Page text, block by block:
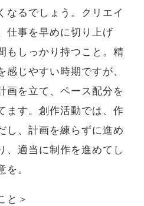
なるでしょう。クリエイ
仕事を早めに切り上げ
もしっかり持つこと。精
じやすい時期ですが、
画を立て、ペース配分を
ます。創作活動では、作
し、計画を練らずに進め
、適当に制作を進めてし
。
と＞